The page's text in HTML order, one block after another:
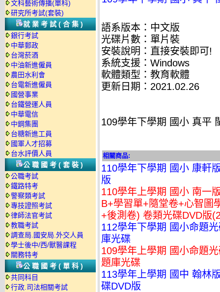
文科藝術傳播(單科)
研究所考試(套裝)
就業考試(合集)
銀行考試
中華郵政
台灣菸酒
中油新進僱員
農田水利會
台電新進僱員
國營事業
台鐵營運人員
中華電信
中鋼集團
台糖新進工員
國軍人才招募
台水評價人員
公職國考(套裝)
公職考試
鐵路特考
警察類考試
專技證照考試
律師法官考試
教職考試
調查局.國安局.外交人員
學士後中/西/獸醫課程
關務特考
公職國考(單科)
共同科目
行政.司法相關考試
語系版本：中文版
光碟片數：單片裝
安裝說明：直接安裝即可!
系統支援：Windows
軟體類型：教育軟體
更新日期：2021.02.26
109學年下學期 國小 真平
相關商品:
110學年下學期 國小 康軒
版
110學年上學期 國小 南一
B+學習單+隨堂卷+心智圖
+後測卷) 卷類光碟DVD版
112學年下學期 國小命題
庫光碟
109學年上學期 國小命題
題庫光碟
113學年上學期 國中 翰林
碟DVD版